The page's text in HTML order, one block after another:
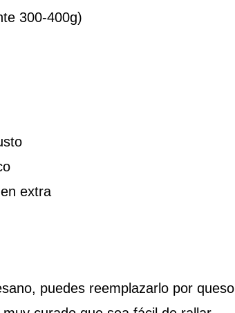
300-400g)
extra
puedes reemplazarlo por queso